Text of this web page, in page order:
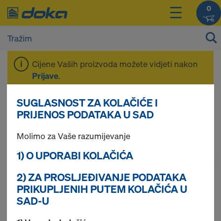
0
Cijene Vaših proizvoda možete vidjeti nakon
Prijave.
Oplatni pribor
36 pronađenih proizvoda
Najgledanije
SUGLASNOST ZA KOLAČIĆE I
PRIJENOS PODATAKA U SAD
Molimo za Vaše razumijevanje
1) O UPORABI KOLAČIĆA
2) ZA PROSLJEĐIVANJE PODATAKA
PRIKUPLJENIH PUTEM KOLAČIĆA U
SAD-U